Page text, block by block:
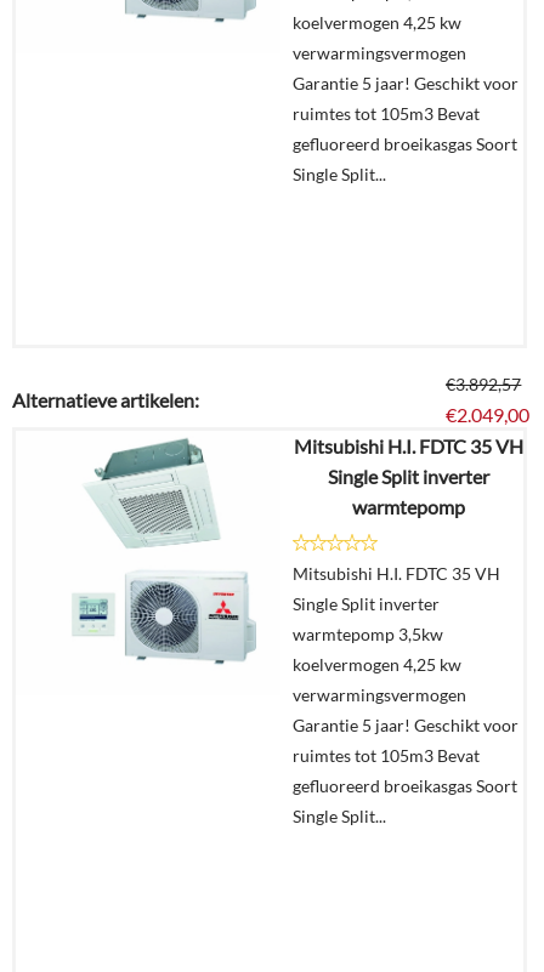
In
winkelmand
koelvermogen 4,25 kw
verwarmingsvermogen
Garantie 5 jaar! Geschikt voor
ruimtes tot 105m3 Bevat
gefluoreerd broeikasgas Soort
Single Split...
€3.892,57
€2.049,00
Details
aanvragen?
winkelmand
Alternatieve artikelen:
Mitsubishi H.I. FDTC 35 VH
Single Split inverter
warmtepomp
Mitsubishi H.I. FDTC 35 VH
Single Split inverter
warmtepomp 3,5kw
koelvermogen 4,25 kw
verwarmingsvermogen
Garantie 5 jaar! Geschikt voor
ruimtes tot 105m3 Bevat
gefluoreerd broeikasgas Soort
Single Split...